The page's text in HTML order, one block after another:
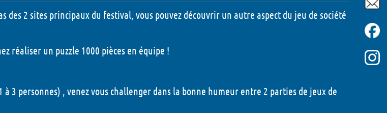
des 2 sites principaux du festival, vous pouvez découvrir un autre aspect du jeu de société
réaliser un puzzle 1000 pièces en équipe !
à 3 personnes) , venez vous challenger dans la bonne humeur entre 2 parties de jeux de